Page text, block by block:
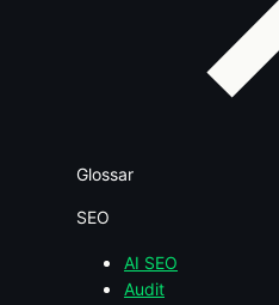
Glossar
SEO
AI SEO
Audit